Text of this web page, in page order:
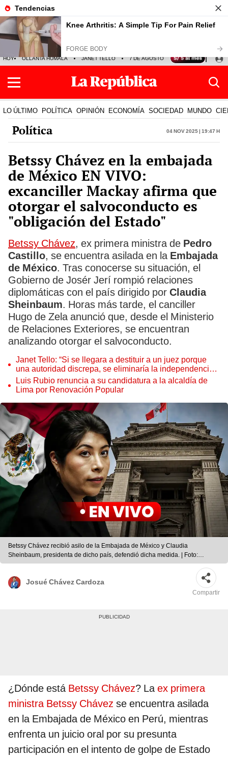
HOY OLLANTA HUMALA JANET TELLO 7 DE AGOSTO TINKA RESULTADOS
LO ÚLTIMO POLÍTICA OPINIÓN ECONOMÍA SOCIEDAD MUNDO
Política 04 Nov 2025 | 19:47 h
Betssy Chávez en la embajada
de México EN VIVO:
excanciller Mackay afirma que
otorgar el salvoconducto es
"obligación del Estado"
Betssy Chávez, ex primera ministra de Pedro
Castillo, se encuentra asilada en la Embajada
de México. Tras conocerse su situación, el
Gobierno de Josér Jerí rompió relaciones
diplomáticas con el país dirigido por Claudia
Sheinbaum. Horas más tarde, el canciller
Hugo de Zela anunció que, desde el Ministerio
de Relaciones Exteriores, se encuentran
analizando otorgar el salvoconducto.
Janet Tello: “Si se llegara a destituir a un juez porque
una autoridad discrepa, se eliminaría la independencia
judicial”
Luis Rubio renuncia a su candidatura a la alcaldía de
Lima por Renovación Popular
Betssy Chávez recibió asilo de la Embajada de México y Claudia
Sheinbaum, presidenta de dicho país, defendió dicha medida. | Foto:
composición LR | difusión
Josué Chávez Cardoza
Compartir
¿Dónde está Betssy Chávez? Laex primera
ministra Betssy Chávez se encuentra asilada
en la Embajada de México en Perú, mientras
enfrenta un juicio oral por su presunta
participación en el intento de golpe de Estado